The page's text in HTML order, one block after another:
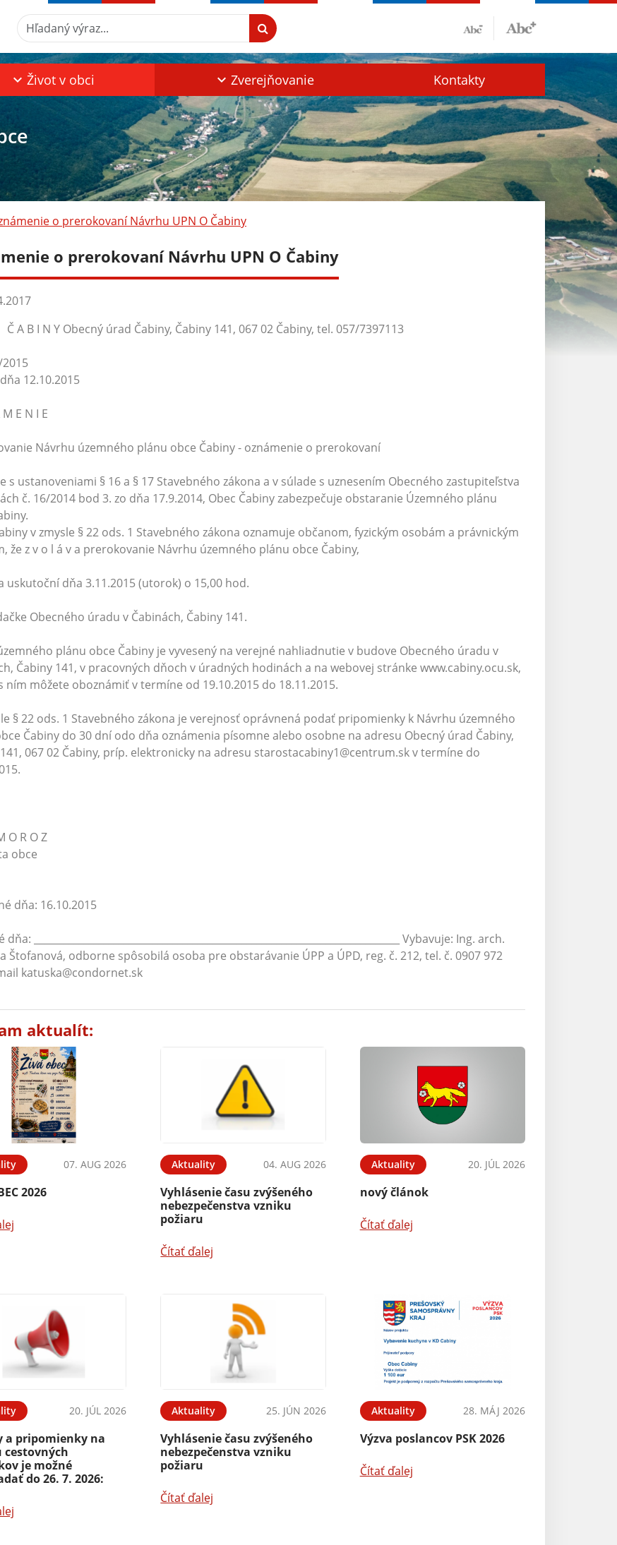
Hľadaný výraz...
Život v obci Zverejňovanie Kontakty
o prerokovaní Návrhu UPN O Čabiny
o prerokovaní Návrhu UPN O Čabiny
Č A B I N Y Obecný úrad Čabiny, Čabiny 141, 067 02 Čabiny, tel. 057/7397113
2015
12.10.2015
E N I E
Návrhu územného plánu obce Čabiny - oznámenie o prerokovaní
s ustanoveniami § 16 a § 17 Stavebného zákona a v súlade s uznesením Obecného zastupiteľstva
č. 16/2014 bod 3. zo dňa 17.9.2014, Obec Čabiny zabezpečuje obstaranie Územného plánu
v zmysle § 22 ods. 1 Stavebného zákona oznamuje občanom, fyzickým osobám a právnickým
že z v o l á v a prerokovanie Návrhu územného plánu obce Čabiny,
uskutoční dňa 3.11.2015 (utorok) o 15,00 hod.
Obecného úradu v Čabinách, Čabiny 141.
plánu obce Čabiny je vyvesený na verejné nahliadnutie v budove Obecného úradu v
Čabiny 141, v pracovných dňoch v úradných hodinách a na webovej stránke www.cabiny.ocu.sk,
ním môžete oboznámiť v termíne od 19.10.2015 do 18.11.2015.
§ 22 ods. 1 Stavebného zákona je verejnosť oprávnená podať pripomienky k Návrhu územného
Čabiny do 30 dní odo dňa oznámenia písomne alebo osobne na adresu Obecný úrad Čabiny,
067 02 Čabiny, príp. elektronicky na adresu starostacabiny1@centrum.sk v termíne do
O R O Z
obce
dňa: 16.10.2015
__________________________________________________________________________ Vybavuje: Ing. arch.
Štofanová, odborne spôsobilá osoba pre obstarávanie ÚPP a ÚPD, reg. č. 212, tel. č. 0907 972
katuska@condornet.sk
aktualít:
07. AUG 2026
2026
Aktuality 04. AUG 2026
Vyhlásenie času zvýšeného
nebezpečenstva vzniku
požiaru
Čítať ďalej
Aktuality 20. JÚL 2026
nový článok
Čítať ďalej
20. JÚL 2026
a pripomienky na
cestovných
je možné
do 26. 7. 2026:
Aktuality 25. JÚN 2026
Vyhlásenie času zvýšeného
nebezpečenstva vzniku
požiaru
Čítať ďalej
Aktuality 28. MÁJ 2026
Výzva poslancov PSK 2026
Čítať ďalej